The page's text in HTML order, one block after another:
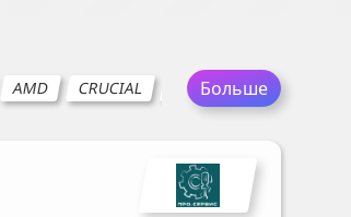
AMD CRUCIAL PATRIOT (Патриот)
Больше